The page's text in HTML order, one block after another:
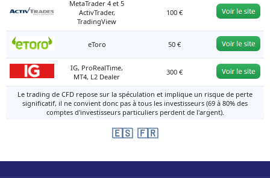
MetaTrader 4 et 5
ActivTrader,
TradingView
100 €
eToro 50 €
IG, ProRealTime,
MT4, L2 Dealer
300 €
Le trading de CFD repose sur la spéculation et implique un risque de perte
significatif, il ne convient donc pas à tous les investisseurs (69 à 80% des
comptes d'investisseurs particuliers perdent de l'argent).
🇪🇸 🇫🇷